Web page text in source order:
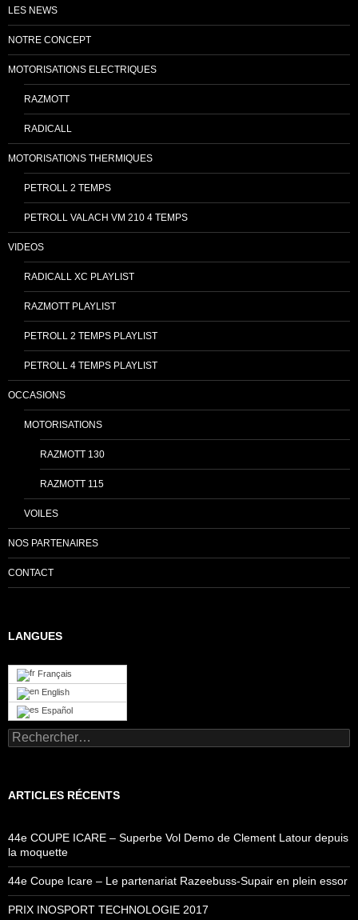
LES NEWS
NOTRE CONCEPT
MOTORISATIONS ELECTRIQUES
RAZMOTT
RADICALL
MOTORISATIONS THERMIQUES
PETROLL 2 TEMPS
PETROLL VALACH VM 210 4 TEMPS
VIDEOS
RADICALL XC PLAYLIST
RAZMOTT PLAYLIST
PETROLL 2 TEMPS PLAYLIST
PETROLL 4 TEMPS PLAYLIST
OCCASIONS
MOTORISATIONS
RAZMOTT 130
RAZMOTT 115
VOILES
NOS PARTENAIRES
CONTACT
LANGUES
Français
English
Español
Rechercher :
ARTICLES RÉCENTS
44e COUPE ICARE – Superbe Vol Demo de Clement Latour depuis
la moquette
44e Coupe Icare – Le partenariat Razeebuss-Supair en plein essor
PRIX INOSPORT TECHNOLOGIE 2017